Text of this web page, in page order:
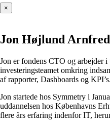
×
Jon Højlund Arnfred
Jon er fondens CTO og arbejder i
investeringsteamet omkring
af rapporter, Dashboards og KPI’s.
Jon startede hos Symmetry i
uddannelsen hos Københavns
flere års erfaring indenfor IT,